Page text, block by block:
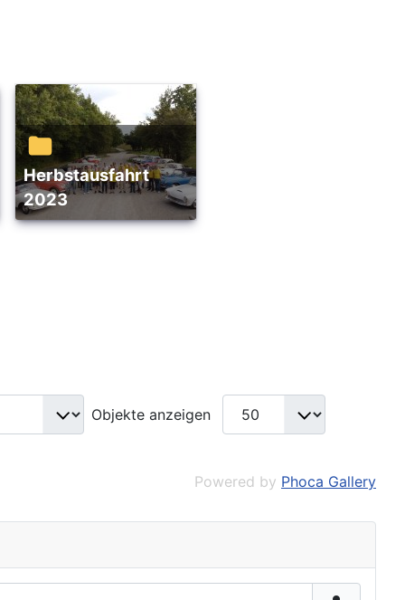
Herbstausfahrt
2023
Objekte anzeigen
Powered by Phoca Gallery